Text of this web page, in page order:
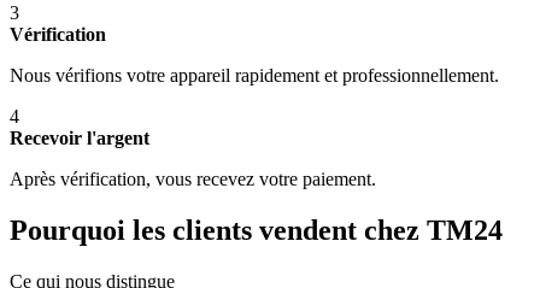
3
Vérification
Nous vérifions votre appareil rapidement et professionnellement.
4
Recevoir l'argent
Après vérification, vous recevez votre paiement.
Pourquoi les clients vendent chez TM24
Ce qui nous distingue